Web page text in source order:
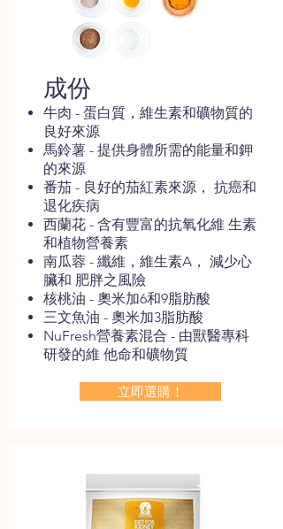
​成份
牛肉 - 蛋白質，維生素和礦物質的
良好來源
馬鈴薯 - 提供身體所需的能量和鉀
的來源
番茄 - 良好的茄紅素來源， 抗癌和
退化疾病
西蘭花 - 含有豐富的抗氧化維 生素
和植物營養素
南瓜蓉 - 纖維，維生素A， 減少心
臟和 肥胖之風險
核桃油 - 奧米加6和9脂肪酸
三文魚油 - 奧米加3脂肪酸
NuFresh營養素混合 - 由獸醫專科
研發的維 他命和礦物質
立即選購！